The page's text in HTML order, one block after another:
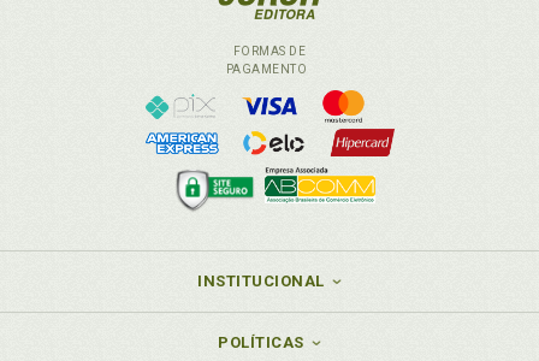
FORMAS DE
PAGAMENTO
INSTITUCIONAL
POLÍTICAS